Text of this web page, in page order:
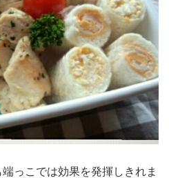
っこでは効果を発揮しきれま